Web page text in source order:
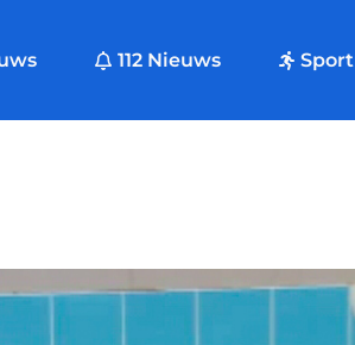
112 Nieuws Sport